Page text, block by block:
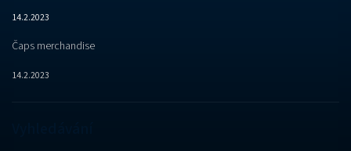
14.2.2023
Čaps merchandise
14.2.2023